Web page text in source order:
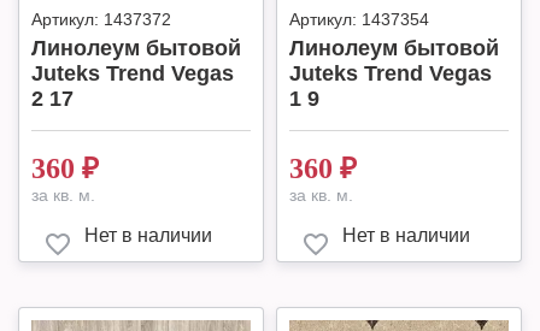
Артикул: 1437372
Линолеум бытовой
Juteks Trend Vegas
2 17
360 ₽
за кв. м.
Нет в наличии
Артикул: 1437354
Линолеум бытовой
Juteks Trend Vegas
1 9
360 ₽
за кв. м.
Нет в наличии